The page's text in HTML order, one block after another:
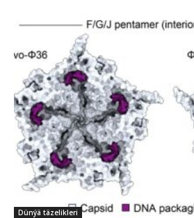
Dünýä täzelikleri